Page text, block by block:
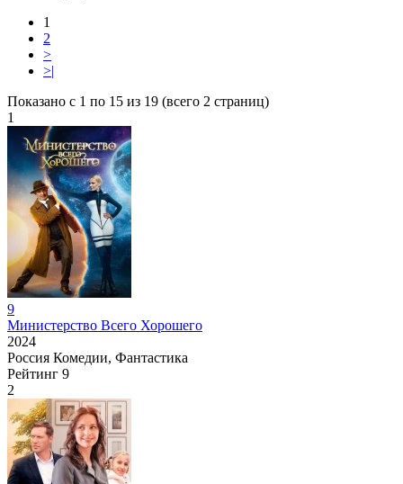
1
2
>
>|
Показано с 1 по 15 из 19 (всего 2 страниц)
1
9
Министерство Всего Хорошего
2024
Россия Комедии, Фантастика
Рейтинг 9
2